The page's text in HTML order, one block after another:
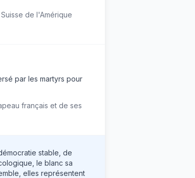
de l'Amérique
par les martyrs pour
français et de ses
stable, de
le blanc sa
elles représentent